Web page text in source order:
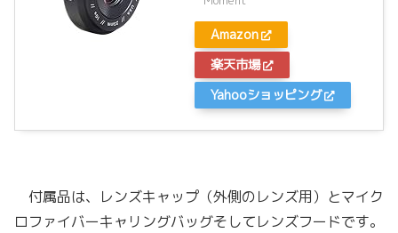
Amazon
楽天市場
Yahooショッピング
付属品は、レンズキャップ（外側のレンズ用）とマイク
ロファイバーキャリングバッグそしてレンズフードです。